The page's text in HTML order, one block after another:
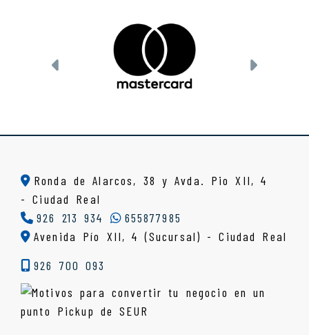
Anterior
Ronda de Alarcos, 38 y Avda. Pio XII, 4
-Ciudad Real
926 213 934
655877985
Avenida Pío XII, 4 (Sucursal) - Ciudad Real
926 700 093